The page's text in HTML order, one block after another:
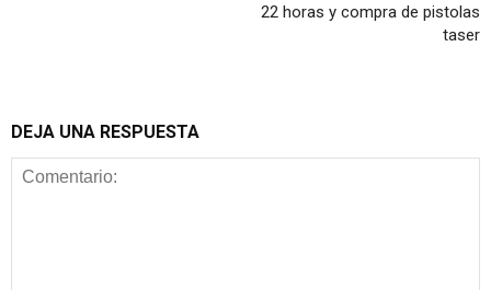
22 horas y compra de pistolas
taser
DEJA UNA RESPUESTA